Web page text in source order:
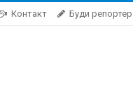
Контакт Буди репортер